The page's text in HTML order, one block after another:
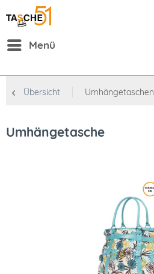
Menü
Übersicht Umhängetaschen
Umhängetasche